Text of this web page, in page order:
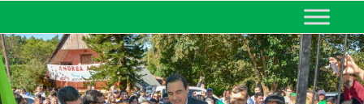
MINISTERIO DE EDUCACIÓN
DE CORRIENTES